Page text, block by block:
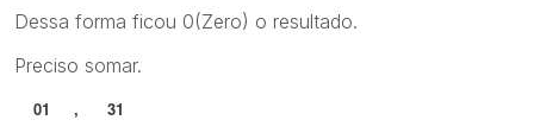
Dessa forma ficou 0(Zero) o resultado.
Preciso somar.
01 , 31